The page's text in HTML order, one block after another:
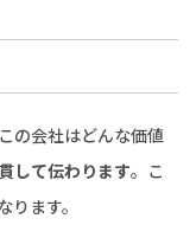
の会社はどんな価値
して伝わります。こ
ます。